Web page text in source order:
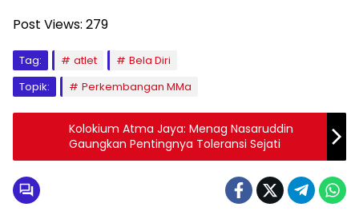
Post Views: 279
Tag: atlet
Bela Diri
Topik:
Perkembangan MMa
Kolokium Atma Jaya: Menag Nasaruddin
Gaungkan Pentingnya Toleransi Sejati